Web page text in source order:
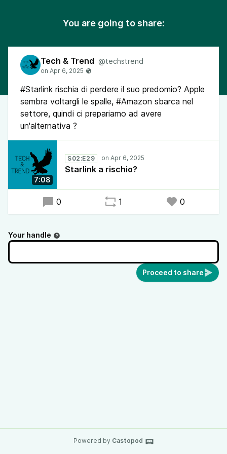
You are going to share:
Tech & Trend @techstrend
#Starlink rischia di perdere il suo predomio? Apple
sembra voltargli le spalle, #Amazon sbarca nel
settore, quindi ci prepariamo ad avere
un'alternativa ?
7:08
S02:E29
Starlink a rischio?
0 1 0
Your handle
Proceed to share
Powered by Castopod